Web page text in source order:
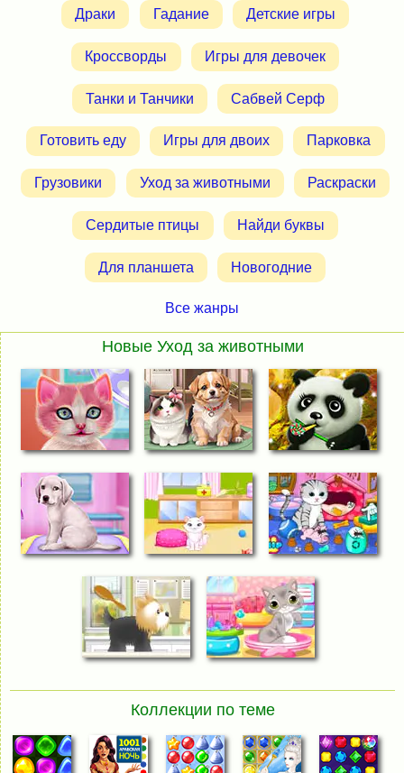
Драки Гадание Детские игры
Кроссворды Игры для девочек
Танки и Танчики Сабвей Серф
Готовить еду Игры для двоих Парковка
Грузовики Уход за животными Раскраски
Сердитые птицы Найди буквы
Для планшета Новогодние
Все жанры
Новые Уход за животными
Коллекции по теме